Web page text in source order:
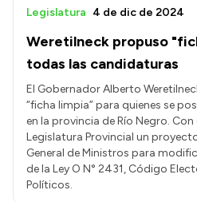
Weretilneck propuso
todas las candidaturas
Legislatura 4 de dic de 2024
El Gobernador Alberto
“ficha limpia” para quienes se
en la provincia de Río Negro.
Legislatura Provincial un
General de Ministros para
de la Ley O N° 2431, Código
Políticos.